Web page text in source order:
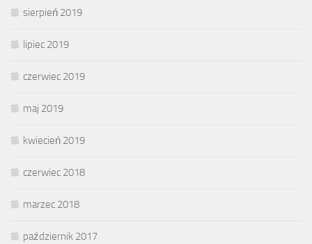
sierpień 2019
lipiec 2019
czerwiec 2019
maj 2019
kwiecień 2019
czerwiec 2018
marzec 2018
październik 2017